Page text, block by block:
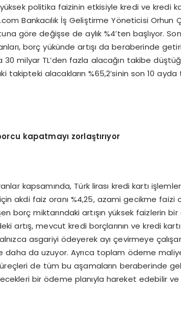
politika faizinin etkisiyle kredi ve kredi
Bankacılık İş Geliştirme Yöneticisi Orhun
göre değişse de aylık %4’ten başlıyor.
borç yükünde artışı da beraberinde
30 milyar TL’den fazla alacağın takibe
takipteki alacakların %65,2’sinin son 10
kapatmayı zorlaştırıyor
kapsamında, Türk lirası kredi kartı
akdi faiz oranı %4,25, azami gecikme faizi
borç miktarındaki artışın yüksek faizlerin
artış, mevcut kredi borçlarının ve kredi
asgariyi ödeyerek ayı çevirmeye
daha da uzuyor. Ayrıca toplam ödeme
de tüm bu aşamaların beraberinde
bir ödeme planıyla hareket edebilir ve